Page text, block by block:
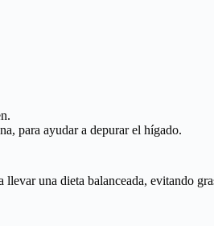
para ayudar a depurar el hígado.
una dieta balanceada, evitando